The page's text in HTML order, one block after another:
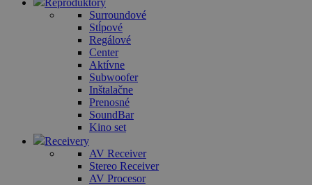
Reproduktory
Surroundové
Stĺpové
Regálové
Center
Aktívne
Subwoofer
Inštalačne
Prenosné
SoundBar
Kino set
Receivery
AV Receiver
Stereo Receiver
AV Procesor